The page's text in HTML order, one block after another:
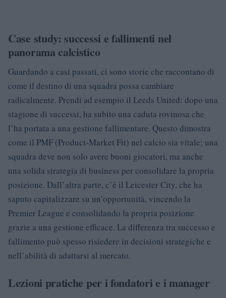
Case study: successi e fallimenti nel
panorama calcistico
Guardando a casi passati, ci sono storie che raccontano di
come il destino di una squadra possa cambiare
radicalmente. Prendi ad esempio il Leeds United: dopo una
stagione di successi, ha subito una caduta rovinosa che
l’ha portata a una gestione fallimentare. Questo dimostra
come il PMF (Product-Market Fit) nel calcio sia vitale; una
squadra deve non solo avere buoni giocatori, ma anche
una solida strategia di business per consolidare la propria
posizione. Dall’altra parte, c’è il Leicester City, che ha
saputo capitalizzare su un’opportunità, vincendo la
Premier League e consolidando la propria posizione
grazie a una gestione efficace. La differenza tra successo e
fallimento può spesso risiedere in decisioni strategiche e
nell’abilità di adattarsi al mercato.
Lezioni pratiche per i fondatori e i manager